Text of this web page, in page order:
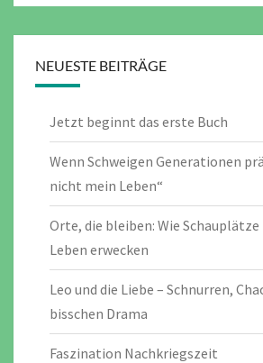
NEUESTE BEITRÄGE
Jetzt beginnt das erste Buch
Wenn Schweigen Generationen
nicht mein Leben“
Orte, die bleiben: Wie
Leben erwecken
Leo und die Liebe – Schnurren,
bisschen Drama
Faszination Nachkriegszeit